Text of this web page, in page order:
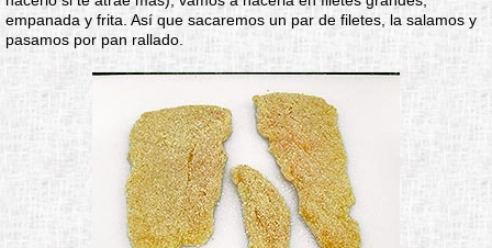
empanada y frita. Así que sacaremos un par de filetes, la salamos y
pasamos por pan rallado.